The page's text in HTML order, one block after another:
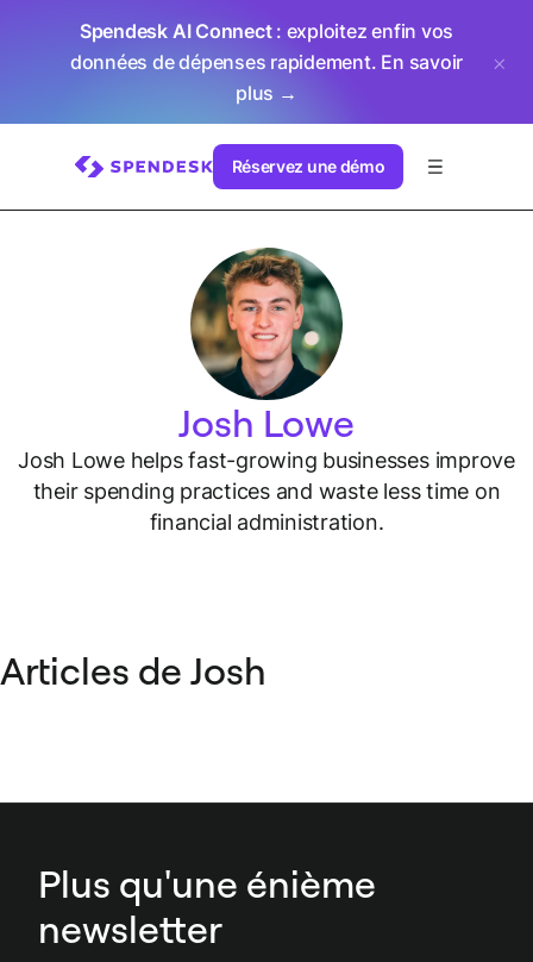
Spendesk AI Connect: exploitez enfin vos
données de dépenses rapidement. En savoir
plus →
Réservez une démo
Josh Lowe
Josh Lowe helps fast-growing businesses improve
their spending practices and waste less time on
financial administration.
Articles de Josh
Plus qu'une énième
newsletter